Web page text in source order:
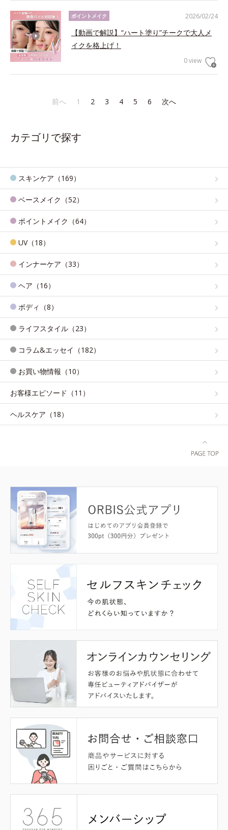
2026/02/24
ポイントメイク
【動画で解説】“ハート塗り”チークで大人メ
イクを格上げ！
0 view
前へ 1 2 3 4 5 6 次へ
カテゴリで探す
スキンケア（169）
ベースメイク（52）
ポイントメイク（64）
UV（18）
インナーケア（33）
ヘア（16）
ボディ（8）
ライフスタイル（23）
コラム&エッセイ（182）
お買い物情報（10）
お客様エピソード（11）
ヘルスケア（18）